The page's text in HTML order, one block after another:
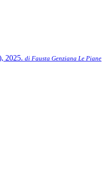
2025. di Fausta Genziana Le Piane